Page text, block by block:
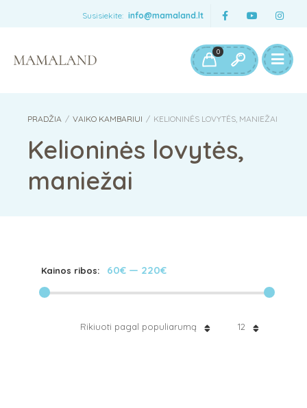
Susisiekite: info@mamaland.lt
0
PRADŽIA / VAIKO KAMBARIUI / KELIONINĖS LOVYTĖS, MANIEŽAI
Kelioninės lovytės,
maniežai
Kainos ribos: 60€ — 220€
12
Rikiuoti pagal populiarumą